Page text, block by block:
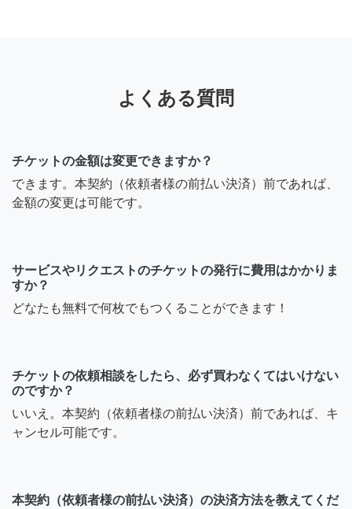
よくある質問
チケットの金額は変更できますか？
できます。本契約（依頼者様の前払い決済）前であれば、
金額の変更は可能です。
サービスやリクエストのチケットの発行に費用はかかりま
すか？
どなたも無料で何枚でもつくることができます！
チケットの依頼相談をしたら、必ず買わなくてはいけない
のですか？
いいえ。本契約（依頼者様の前払い決済）前であれば、キ
ャンセル可能です。
本契約（依頼者様の前払い決済）の決済方法を教えてくだ